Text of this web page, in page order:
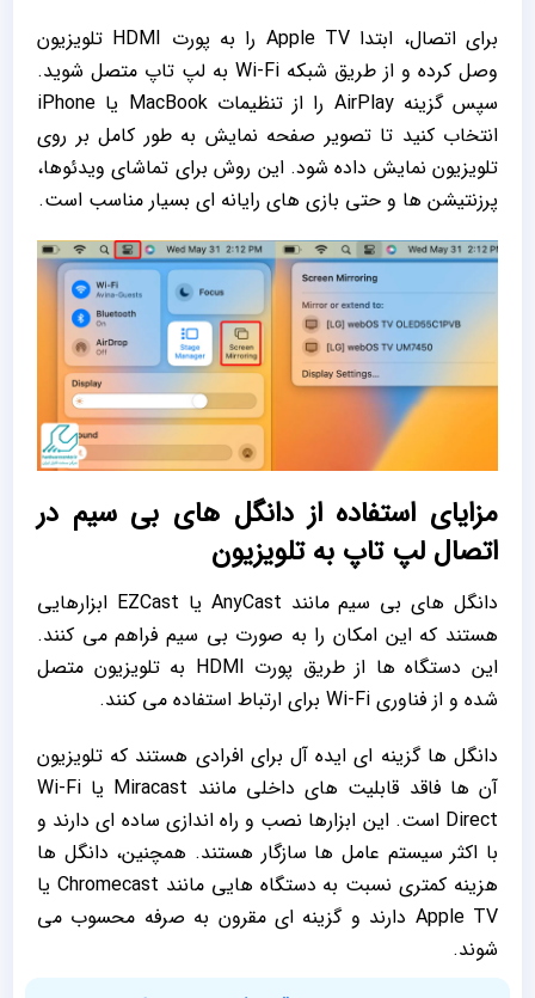
برای اتصال، ابتدا Apple TV را به پورت HDMI تلویزیون
وصل کرده و از طریق شبکه Wi-Fi به لپ تاپ متصل شوید.
سپس گزینه AirPlay را از تنظیمات MacBook یا iPhone
انتخاب کنید تا تصویر صفحه ‌نمایش به‌ طور کامل بر روی
تلویزیون نمایش داده شود. این روش برای تماشای ویدئوها،
پرزنتیشن ‌ها و حتی بازی ‌های رایانه ‌ای بسیار مناسب است.
مزایای استفاده از دانگل ‌های بی‌ سیم در
اتصال لپ تاپ به تلویزیون
دانگل‌ های بی ‌سیم مانند AnyCast یا EZCast ابزارهایی
هستند که این امکان را به ‌صورت بی‌ سیم فراهم می‌ کنند.
این دستگاه ‌ها از طریق پورت HDMI به تلویزیون متصل
شده و از فناوری Wi-Fi برای ارتباط استفاده می ‌کنند.
دانگل‌ ها گزینه ‌ای ایده‌ آل برای افرادی هستند که تلویزیون
آن‌ ها فاقد قابلیت ‌های داخلی مانند Miracast یا Wi-Fi
Direct است. این ابزارها نصب و راه‌ اندازی ساده ‌ای دارند و
با اکثر سیستم‌ عامل ‌ها سازگار هستند. همچنین، دانگل‌ ها
هزینه کمتری نسبت به دستگاه‌ هایی مانند Chromecast یا
Apple TV دارند و گزینه‌ ای مقرون ‌به ‌صرفه محسوب می
‌شوند.